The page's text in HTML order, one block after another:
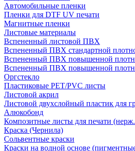
Автомобильные пленки
Пленки для DTF UV печати
Магнитные пленки
Листовые материалы
Вспененный листовой ПВХ
Вспененный ПВХ стандартной
Вспененный ПВХ повышенной
Вспененный ПВХ повышенной
Оргстекло
Пластиковые PET/PVC листы
Листовой акрил
Листовой двухслойный пластик для
Алюкобонд
Композитные листы для печати (нерж.
Краска (Чернила)
Сольвентные краски
Краски на водной основе